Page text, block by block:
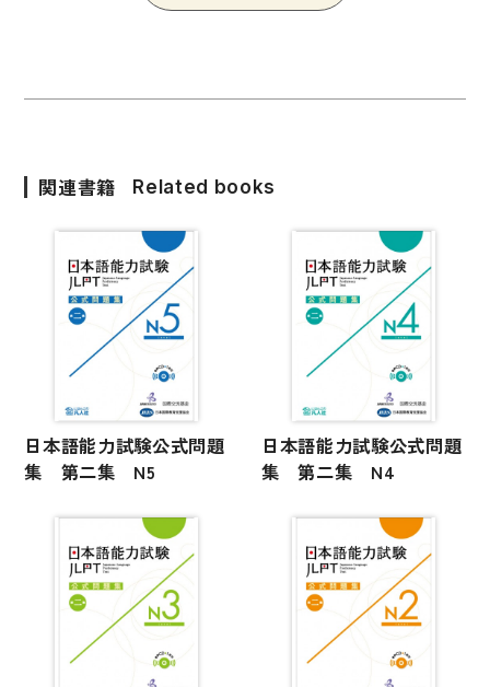
国語辞典
漢字・漢和辞典
語学・文法辞典
表現・用字用語辞典
比較文化辞典
教師用参考書
日本語教授法
教室活動参考書
日本語概説
音声・音韻
語彙・意味
文章・談話・表現
関連書籍 Related books
日本語能力試験公式問題
集 第二集 N5
日本語能力試験公式問題
集 第二集 N4